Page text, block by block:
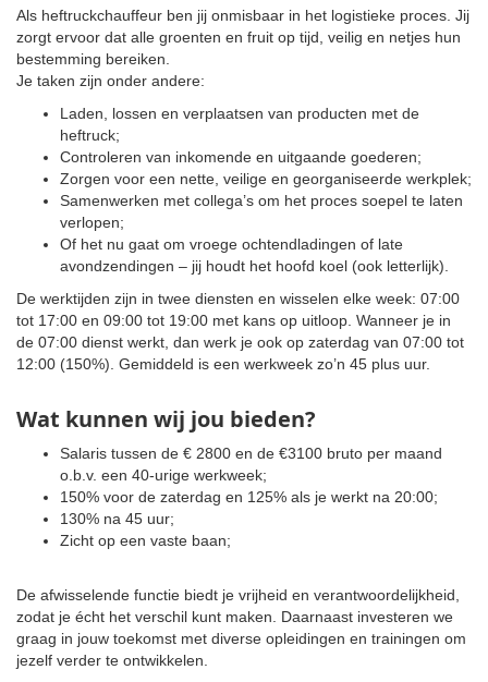
Als heftruckchauffeur ben jij onmisbaar in het logistieke proces. Jij
zorgt ervoor dat alle groenten en fruit op tijd, veilig en netjes hun
bestemming bereiken.
Je taken zijn onder andere:
Laden, lossen en verplaatsen van producten met de
heftruck;
Controleren van inkomende en uitgaande goederen;
Zorgen voor een nette, veilige en georganiseerde werkplek;
Samenwerken met collega’s om het proces soepel te laten
verlopen;
Of het nu gaat om vroege ochtendladingen of late
avondzendingen – jij houdt het hoofd koel (ook letterlijk).
De werktijden zijn in twee diensten en wisselen elke week: 07:00
tot 17:00 en 09:00 tot 19:00 met kans op uitloop. Wanneer je in
de 07:00 dienst werkt, dan werk je ook op zaterdag van 07:00 tot
12:00 (150%). Gemiddeld is een werkweek zo’n 45 plus uur.
Wat kunnen wij jou bieden?
Salaris tussen de € 2800 en de €3100 bruto per maand
o.b.v. een 40-urige werkweek;
150% voor de zaterdag en 125% als je werkt na 20:00;
130% na 45 uur;
Zicht op een vaste baan;
De afwisselende functie biedt je vrijheid en verantwoordelijkheid,
zodat je écht het verschil kunt maken. Daarnaast investeren we
graag in jouw toekomst met diverse opleidingen en trainingen om
jezelf verder te ontwikkelen.